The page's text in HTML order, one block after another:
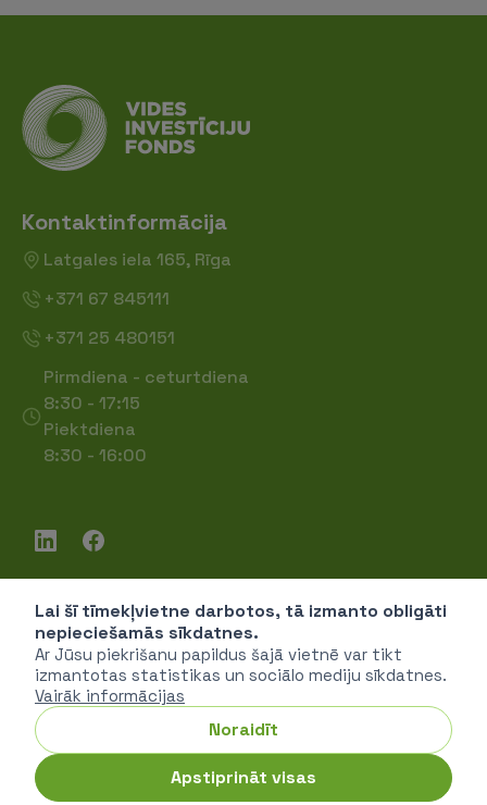
Lai šī tīmekļvietne darbotos, tā izmanto obligāti
nepieciešamās sīkdatnes.
Ar Jūsu piekrišanu papildus šajā vietnē var tikt
izmantotas statistikas un sociālo mediju sīkdatnes.
Vairāk informācijas
Noraidīt
Apstiprināt visas
Kontaktinformācija
Latgales iela 165, Rīga
+371 67 845111
+371 25 480151
Pirmdiena - ceturtdiena
8:30 - 17:15
Piektdiena
8:30 - 16:00
Piekļūstamība
Privātuma politika
SIA "Vides investīciju fonds" © 2026